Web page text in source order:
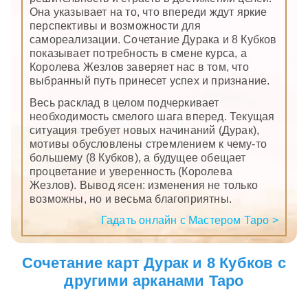
Она указывает на то, что впереди ждут яркие
перспективы и возможности для
самореализации. Сочетание Дурака и 8 Кубков
показывает потребность в смене курса, а
Королева Жезлов заверяет нас в том, что
выбранный путь принесет успех и признание.
Весь расклад в целом подчеркивает
необходимость смелого шага вперед. Текущая
ситуация требует новых начинаний (Дурак),
мотивы обусловлены стремлением к чему-то
большему (8 Кубков), а будущее обещает
процветание и уверенность (Королева
Жезлов). Вывод ясен: изменения не только
возможны, но и весьма благоприятны.
Гадать онлайн с Мастером Таро >
Сочетание карт Дурак и 8 Кубков с
другими арканами Таро